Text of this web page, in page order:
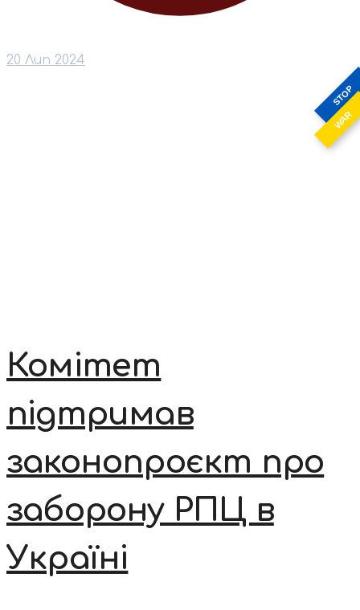
STOP
WAR
20 Лип 2024
Комітет
підтримав
законопроєкт про
заборону РПЦ в
Україні